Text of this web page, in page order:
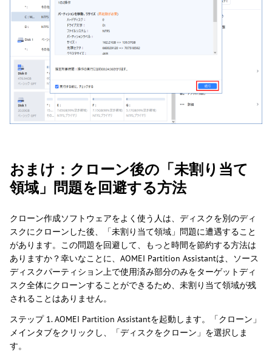
おまけ：クローン後の「未割り当て
領域」問題を回避する方法
クローン作成ソフトウェアをよく使う人は、ディスクを別のディ
スクにクローンした後、「未割り当て領域」問題に遭遇すること
があります。この問題を回避して、もっと時間を節約する方法は
ありますか？幸いなことに、AOMEI Partition Assistantは、ソース
ディスクパーティション上で使用済み部分のみをターゲットディ
スク全体にクローンすることができるため、未割り当て領域が残
されることはありません。
ステップ 1. AOMEI Partition Assistantを起動します。「クローン」
メインタブをクリックし、「ディスクをクローン」を選択しま
す。